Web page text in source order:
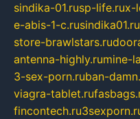
sindika-01.rusp-life.rux-
e-abis-1-c.rusindika01.ru
store-brawlstars.ru
antenna-highly.rumine-
3-sex-porn.ruban-
viagra-tablet.ru
fincontech.ru